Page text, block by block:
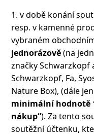
1. v době konání
resp. v kamenné
vybraném
jednorázově(na
značky Schwarzkopf
Schwarzkopf, Fa,
Nature Box), (dále jen
minimální hodnotě
nákup“). Za tento
soutěžní účtenku,